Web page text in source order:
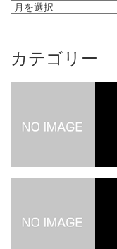
ア
ブ
カテゴリー